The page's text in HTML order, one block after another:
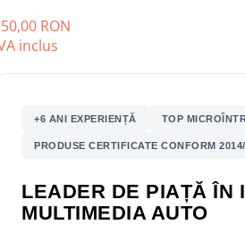
RON
inclus
+6 ANI EXPERIENȚĂ TOP
PRODUSE CERTIFICATE CONFORM
LEADER DE PIAȚĂ ÎN
MULTIMEDIA AUTO